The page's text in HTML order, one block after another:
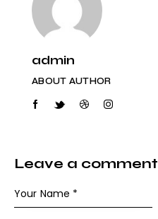
admin
ABOUT AUTHOR
Leave a comment